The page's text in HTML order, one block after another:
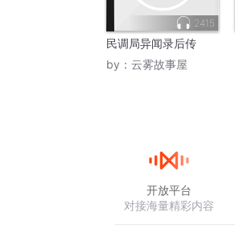
2415
民调局异闻录后传
by： 云雾故事屋
开放平台
对接海量精彩内容